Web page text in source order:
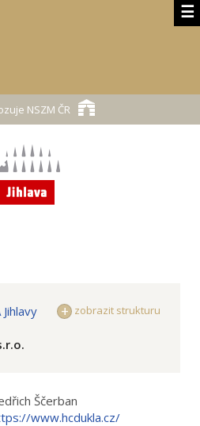
☰
NSZM ČR
zobrazit strukturu
Jihlavy
Ščerban
www.hcdukla.cz/